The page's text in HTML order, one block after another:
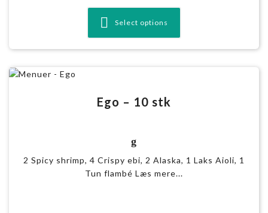
Select options
Ego – 10 stk
g
2 Spicy shrimp, 4 Crispy ebi, 2 Alaska, 1 Laks Aioli, 1
Tun flambé Læs mere...